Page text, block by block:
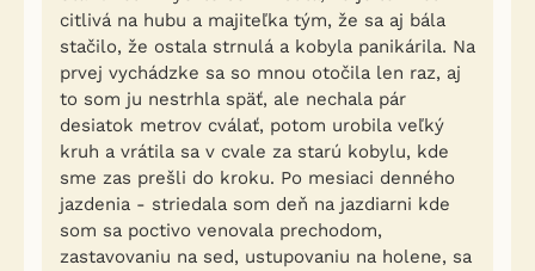
citlivá na hubu a majiteľka tým, že sa aj bála
stačilo, že ostala strnulá a kobyla panikárila. Na
prvej vychádzke sa so mnou otočila len raz, aj
to som ju nestrhla späť, ale nechala pár
desiatok metrov cválať, potom urobila veľký
kruh a vrátila sa v cvale za starú kobylu, kde
sme zas prešli do kroku. Po mesiaci denného
jazdenia - striedala som deň na jazdiarni kde
som sa poctivo venovala prechodom,
zastavovaniu na sed, ustupovaniu na holene, sa